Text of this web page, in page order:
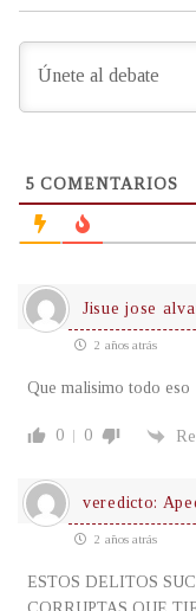
5 COMENTARIOS
Jisue jose
2 años atrás
Que malisimo todo eso
0 0
veredicto:
2 años atrás
ESTOS DELITOS